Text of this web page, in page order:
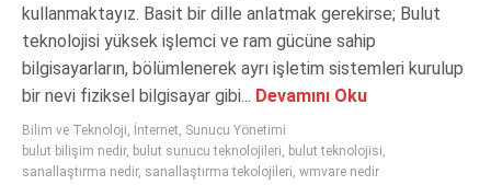
kullanmaktayız. Basit bir dille anlatmak gerekirse; Bulut
teknolojisi yüksek işlemci ve ram gücüne sahip
bilgisayarların, bölümlenerek ayrı işletim sistemleri kurulup
bir nevi fiziksel bilgisayar gibi... Devamını Oku
Bilim ve Teknoloji İnternet Sunucu Yönetimi
bulut bilişim nedir, bulut sunucu teknolojileri bulut teknolojisi
sanallaştırma nedir, sanallaştırma tekolojileri wmvare nedir